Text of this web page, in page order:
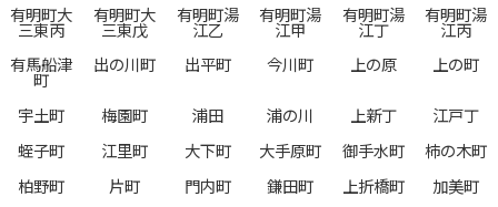
有明町大
三東丙
有明町大
三東戊
有明町湯
江乙
有明町湯
江甲
有明町湯
江丁
有明町湯
江丙
有馬船津
町
出の川町 出平町 今川町 上の原 上の町
宇土町 梅園町 浦田 浦の川 上新丁
江戸丁
蛭子町
江里町 大下町 大手原町 御手水町
柿の木町
柏野町
片町 門内町 鎌田町 上折橋町
加美町